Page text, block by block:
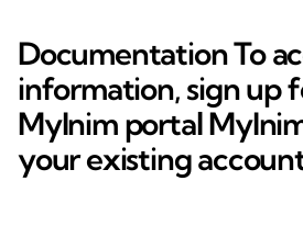
Documentation To
information, sign up
MyInim portal
your existing